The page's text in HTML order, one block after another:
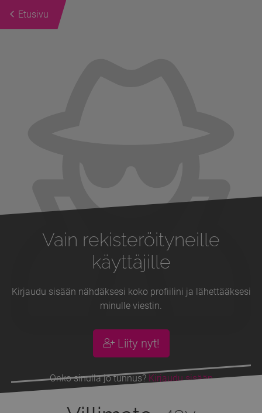
Etusivu
Vain rekisteröityneille
käyttäjille
Kirjaudu sisään nähdäksesi koko profiilini ja lähettääksesi
minulle viestin.
Liity nyt!
Onko sinulla jo tunnus? Kirjaudu sisään